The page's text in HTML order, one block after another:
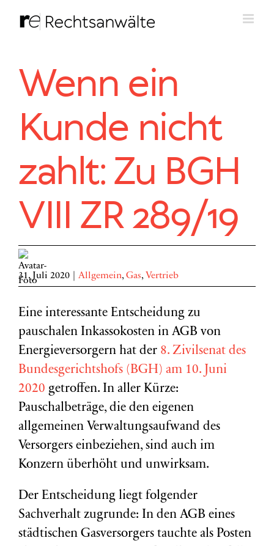
Inhalt
Wenn ein
Kunde nicht
zahlt: Zu BGH
VIII ZR 289/19
31. Juli 2020 Allgemein, Gas, Vertrieb
Eine interessante Entscheidung zu
pauschalen Inkassokosten in AGB von
Energieversorgern hat der 8. Zivilsenat des
Bundesgerichtshofs (BGH) am 10. Juni
2020 getroffen. In aller Kürze:
Pauschalbeträge, die den eigenen
allgemeinen Verwaltungsaufwand des
Versorgers einbeziehen, sind auch im
Konzern überhöht und unwirksam.
Der Entscheidung liegt folgender
Sachverhalt zugrunde: In den AGB eines
städtischen Gasversorgers tauchte als Posten